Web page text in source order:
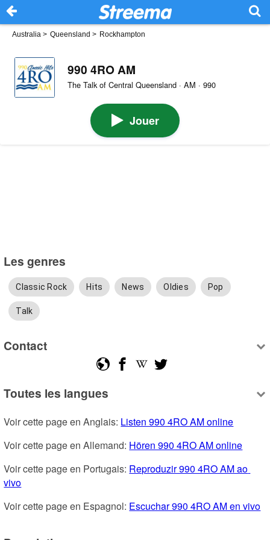
Australia > Queensland > Rockhampton
990 4RO AM
The Talk of Central Queensland · AM · 990
Jouer
Les genres
Classic Rock Hits News Oldies Pop
Talk
Contact
Toutes les langues
Voir cette page en Anglais: Listen 990 4RO AM online
Voir cette page en Allemand: Hören 990 4RO AM online
Voir cette page en Portugais: Reproduzir 990 4RO AM ao
vivo
Voir cette page en Espagnol: Escuchar 990 4RO AM en vivo